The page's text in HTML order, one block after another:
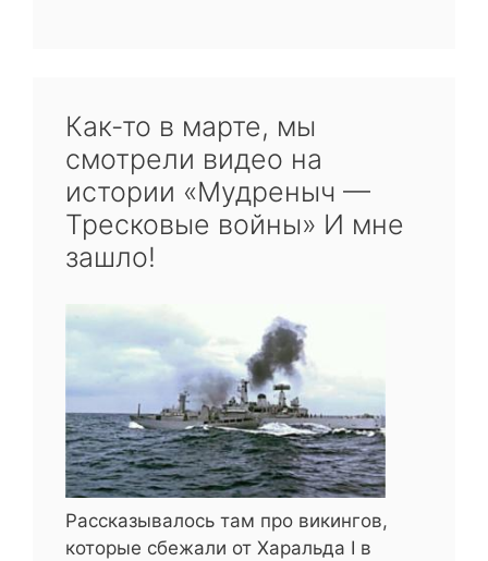
Как-то в марте, мы
смотрели видео на
истории «Мудреныч —
Тресковые войны» И мне
зашло!
Рассказывалось там про викингов,
которые сбежали от Харальда I в